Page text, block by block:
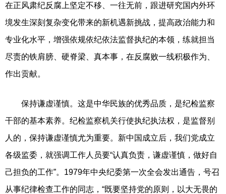
在正风肃纪反腐上坚定不移、一往无前，跟进研究国内外环
境发生深刻复杂变化带来的新机遇新挑战，提高政治能力和
专业化水平，增强依规依纪依法监督执纪的本领，练就担当
尽责的铁肩膀、硬脊梁、真本事，在反腐败一线积极作为、
作出贡献。
保持谦虚谨慎。这是中华民族的优秀品质，是纪检监察
干部的基本素养。纪检监察机关行使执纪执法权，是监督别
人的，保持谦虚谨慎尤为重要。新中国成立后，我们党成立
各级监委，就强调工作人员要“认真负责，谦虚谨慎，做好自
己担负的工作”。1979年中央纪委第一次全会发出通告，号召
从事纪律检查工作的同志，“既要坚持党的原则，以大无畏的